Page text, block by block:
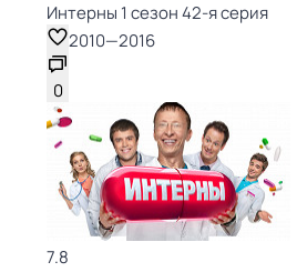
Интерны 1 сезон 42-я серия
2010—2016
0
7.8